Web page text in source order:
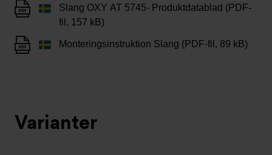
Slang OXY AT 5745- Produktdatablad (PDF-
fil, 157 kB)
Monteringsinstruktion Slang (PDF-fil, 89 kB)
Varianter